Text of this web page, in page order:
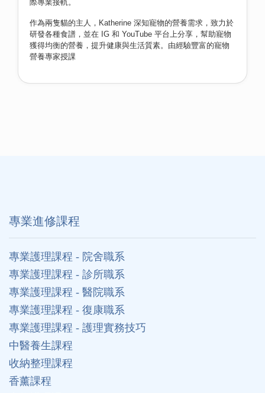
際專業接軌。
作為兩隻貓的主人，Katherine 深知寵物的營養需求，致力於
研發各種食譜，並在 IG 和 YouTube 平台上分享，幫助寵物
獲得均衡的營養，提升健康與生活質素。由經驗豐富的寵物
營養專家授課
專業進修課程
專業護理課程 - 院舍職系
專業護理課程 - 診所職系
專業護理課程 - 醫院職系
專業護理課程 - 復康職系
專業護理課程 - 護理實務技巧
中醫養生課程
收納整理課程
香薰課程